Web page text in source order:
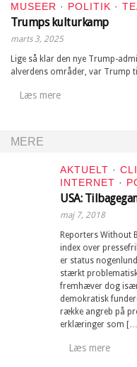
MUSEER · POLITIK ·
Trumps kulturkamp
marts 3, 2025
Lige så klar den nye Trump-
alverdens områder, var Trump
Læs mere
MERE
AKTUELT ·
INTERNET ·
USA:
maj 7, 2018
Reporters Without
index over
er status
stærkt
fremhæver dog
demokratisk
række angreb på
erklæringer som
Læs mere